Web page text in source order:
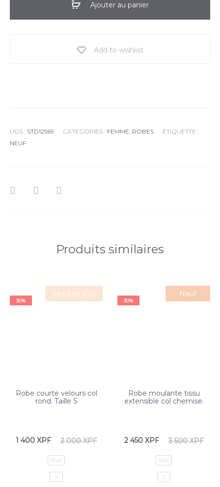
Ajouter au panier
Add to wishlist
UGS : STD12569 CATÉGORIES : FEMME, ROBES
ÉTIQUETTE :
NEUF
Produits similaires
Très bon état
30%
Robe courte velours col
rond. Taille S
2 000XPF
1 400 XPF
Rose
S
Neuf
30%
Robe moulante tissu
extensible col chemise.
3 500XPF
2 450 XPF
Noir
S